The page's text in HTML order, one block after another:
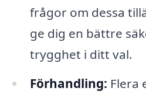
frågor om dessa
ge dig en bättre
trygghet i ditt val.
Förhandling: Flera